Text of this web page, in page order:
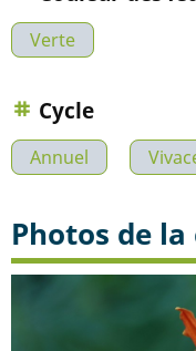
Verte
Cycle
Annuel
Photos de